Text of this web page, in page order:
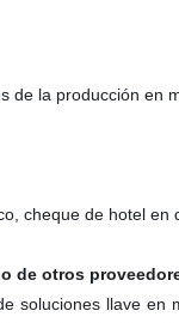
de la producción en
cheque de hotel
de otros
soluciones llave